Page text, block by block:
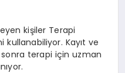
kişiler Terapi
Kayıt ve
terapi için uzman